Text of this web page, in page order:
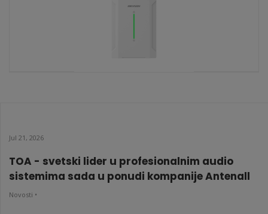
Jul 21, 2026
TOA - svetski lider u profesionalnim audio
sistemima sada u ponudi kompanije Antenall
Novosti •